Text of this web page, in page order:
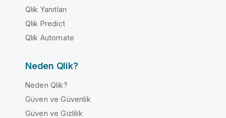
Qlik Yanıtları
Qlik Predict
Qlik Automate
Neden Qlik?
Neden Qlik?
Güven ve Güvenlik
Güven ve Gizlilik